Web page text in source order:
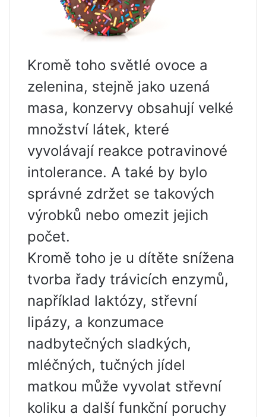
Kromě toho světlé ovoce a
zelenina, stejně jako uzená
masa, konzervy obsahují velké
množství látek, které
vyvolávají reakce potravinové
intolerance. A také by bylo
správné zdržet se takových
výrobků nebo omezit jejich
počet.
Kromě toho je u dítěte snížena
tvorba řady trávicích enzymů,
například laktózy, střevní
lipázy, a konzumace
nadbytečných sladkých,
mléčných, tučných jídel
matkou může vyvolat střevní
koliku a další funkční poruchy